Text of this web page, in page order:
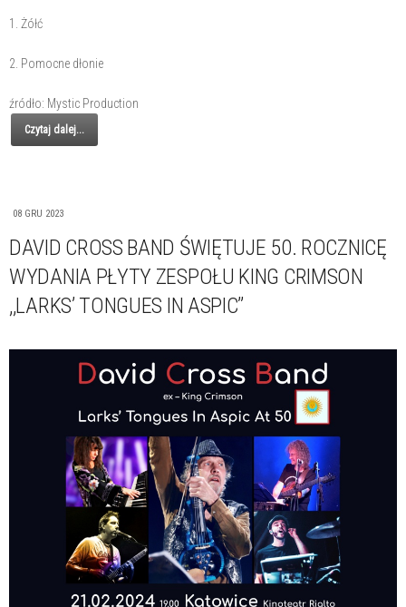
1. Żółć
2. Pomocne dłonie
źródło: Mystic Production
Czytaj dalej...
08 GRU 2023
DAVID CROSS BAND ŚWIĘTUJE 50. ROCZNICĘ
WYDANIA PŁYTY ZESPOŁU KING CRIMSON
,,LARKS’ TONGUES IN ASPIC’’